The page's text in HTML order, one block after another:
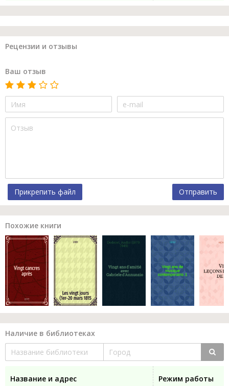
Рецензии и отзывы
Ваш отзыв
Прикрепить файл Отправить
Похожие книги
Наличие в библиотеках
Название и адрес Режим работы